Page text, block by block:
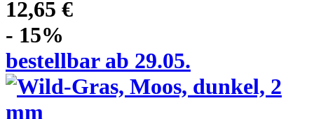
12,65 €
- 15%
bestellbar ab 29.05.